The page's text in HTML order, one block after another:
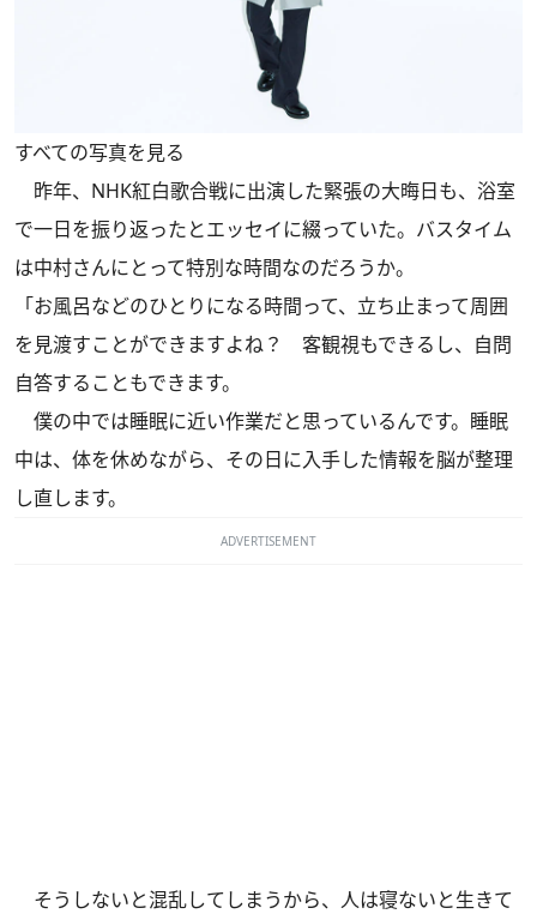
すべての写真を見る
昨年、NHK紅白歌合戦に出演した緊張の大晦日も、浴室
で一日を振り返ったとエッセイに綴っていた。バスタイム
は中村さんにとって特別な時間なのだろうか。
「お風呂などのひとりになる時間って、立ち止まって周囲
を見渡すことができますよね？ 客観視もできるし、自問
自答することもできます。
僕の中では睡眠に近い作業だと思っているんです。睡眠
中は、体を休めながら、その日に入手した情報を脳が整理
し直します。
ADVERTISEMENT
そうしないと混乱してしまうから、人は寝ないと生きて